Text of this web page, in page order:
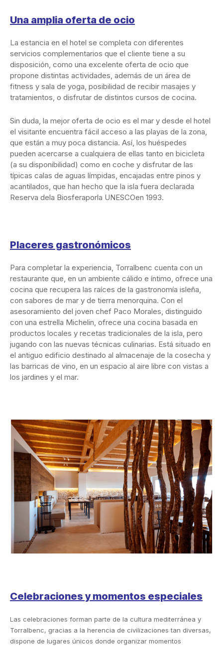
Una amplia oferta de ocio
La estancia en el hotel se completa con diferentes
servicios complementarios que el cliente tiene a su
disposición, como una excelente oferta de ocio que
propone distintas actividades, además de un área de
fitness y sala de yoga, posibilidad de recibir masajes y
tratamientos, o disfrutar de distintos cursos de cocina.
Sin duda, la mejor oferta de ocio es el mar y desde el hotel
el visitante encuentra fácil acceso a las playas de la zona,
que están a muy poca distancia. Así, los huéspedes
pueden acercarse a cualquiera de ellas tanto en bicicleta
(a su disponibilidad) como en coche y disfrutar de las
típicas calas de aguas límpidas, encajadas entre pinos y
acantilados, que han hecho que la isla fuera declarada
Reserva dela Biosferaporla UNESCOen 1993.
Placeres gastronómicos
Para completar la experiencia, Torralbenc cuenta con un
restaurante que, en un ambiente cálido e íntimo, ofrece una
cocina que recupera las raíces de la gastronomía isleña,
con sabores de mar y de tierra menorquina. Con el
asesoramiento del joven chef Paco Morales, distinguido
con una estrella Michelin, ofrece una cocina basada en
productos locales y recetas tradicionales de la isla, pero
jugando con las nuevas técnicas culinarias. Está situado en
el antiguo edificio destinado al almacenaje de la cosecha y
las barricas de vino, en un espacio al aire libre con vistas a
los jardines y el mar.
Celebraciones y momentos especiales
Las celebraciones forman parte de la cultura mediterránea y
Torralbenc, gracias a la herencia de civilizaciones tan diversas,
dispone de lugares únicos donde organizar momentos